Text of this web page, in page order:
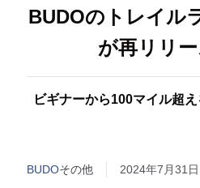
BUDOのトレイル
が再リリ
ビギナーから100マイル超
BUDOその他 2024年7月31